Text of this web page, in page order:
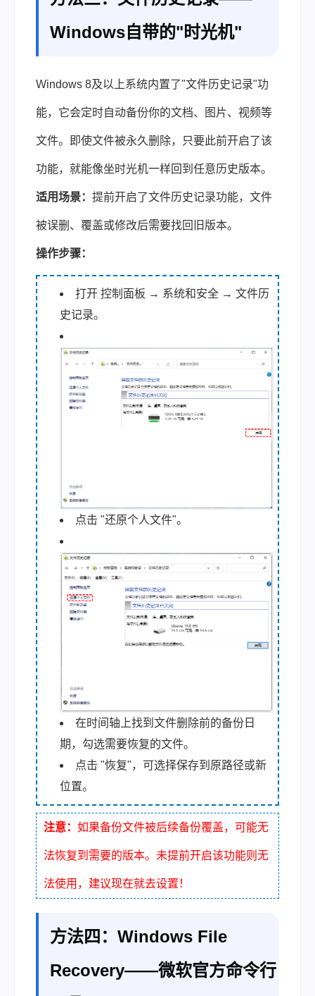
Windows自带的"时光机"
Windows 8及以上系统内置了"文件历史记录"功
能，它会定时自动备份你的文档、图片、视频等
文件。即使文件被永久删除，只要此前开启了该
功能，就能像坐时光机一样回到任意历史版本。
适用场景： 提前开启了文件历史记录功能，文件
被误删、覆盖或修改后需要找回旧版本。
操作步骤：
打开 控制面板 → 系统和安全 → 文件历
史记录。
点击 "还原个人文件"。
在时间轴上找到文件删除前的备份日
期，勾选需要恢复的文件。
点击 "恢复"，可选择保存到原路径或新
位置。
注意： 如果备份文件被后续备份覆盖，可能无
法恢复到需要的版本。未提前开启该功能则无
法使用，建议现在就去设置！
方法四：Windows File
Recovery——微软官方命令行